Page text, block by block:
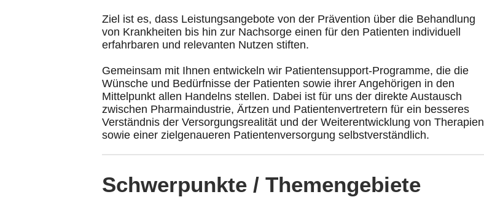
Ziel ist es, dass Leistungsangebote von der Prävention über die Behandlung
von Krankheiten bis hin zur Nachsorge einen für den Patienten individuell
erfahrbaren und relevanten Nutzen stiften.
Gemeinsam mit Ihnen entwickeln wir Patientensupport-Programme, die die
Wünsche und Bedürfnisse der Patienten sowie ihrer Angehörigen in den
Mittelpunkt allen Handelns stellen. Dabei ist für uns der direkte Austausch
zwischen Pharmaindustrie, Ärtzen und Patientenvertretern für ein besseres
Verständnis der Versorgungsrealität und der Weiterentwicklung von Therapien
sowie einer zielgenaueren Patientenversorgung selbstverständlich.
Schwerpunkte / Themengebiete